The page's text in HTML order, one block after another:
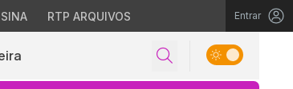
RTP ARQUIVOS Entrar